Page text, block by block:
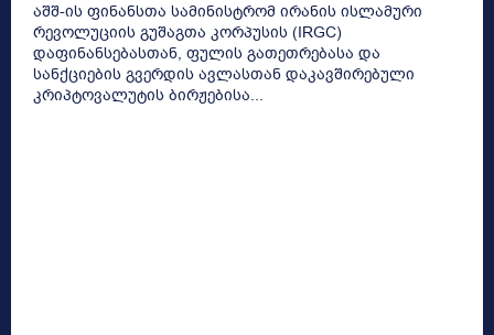
აშშ-ის ფინანსთა სამინისტრომ ირანის ისლამური
რევოლუციის გუშაგთა კორპუსის (IRGC)
დაფინანსებასთან, ფულის გათეთრებასა და
სანქციების გვერდის ავლასთან დაკავშირებული
კრიპტოვალუტის ბირჟებისა...